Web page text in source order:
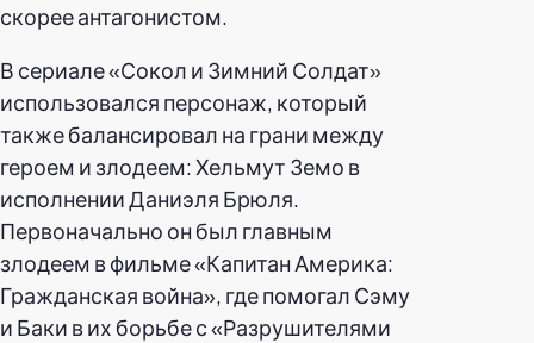
скорее антагонистом.
В сериале «Сокол и Зимний Солдат»
использовался персонаж, который
также балансировал на грани между
героем и злодеем: Хельмут Земо в
исполнении Даниэля Брюля.
Первоначально он был главным
злодеем в фильме «Капитан Америка:
Гражданская война», где помогал Сэму
и Баки в их борьбе с «Разрушителями